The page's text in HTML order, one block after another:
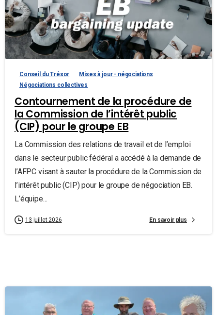
Conseil du Trésor
Mises à jour - négociations
Négociations collectives
Contournement de la procédure de
la Commission de l’intérêt public
(CIP) pour le groupe EB
La Commission des relations de travail et de l’emploi
dans le secteur public fédéral a accédé à la demande de
l’AFPC visant à sauter la procédure de la Commission de
l’intérêt public (CIP) pour le groupe de négociation EB.
L’équipe...
13 juillet 2026 En savoir plus